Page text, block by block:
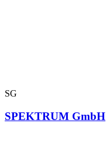
SG
SPEKTRUM GmbH